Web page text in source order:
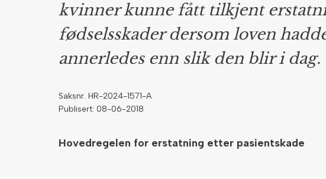
kvinner kunne fått tilkjent
fødselsskader dersom loven
annerledes enn slik den blir i dag.
Saksnr. HR-2024-1571-A
Publisert: 08-06-2018
Hovedregelen for erstatning etter pasientskade